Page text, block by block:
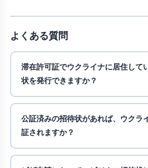
よくある質問
滞在許可証でウクライナに居住して
状を発行できますか？
公証済みの招待状があれば、ウクラ
証されますか？